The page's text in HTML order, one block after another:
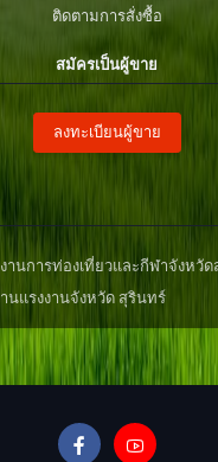
ติดตามการสั่งซื้อ
สมัครเป็นผู้ขาย
ลงทะเบียนผู้ขาย
านการท่องเที่ยวและกีฬาจังหวั
นแรงงานจังหวัด สุรินทร์